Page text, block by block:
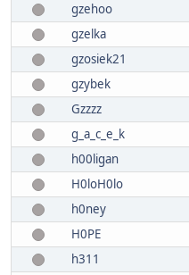
gzehoo
gzelka
gzosiek21
gzybek
Gzzzz
g_a_c_e_k
h00ligan
H0loH0lo
h0ney
H0PE
h311